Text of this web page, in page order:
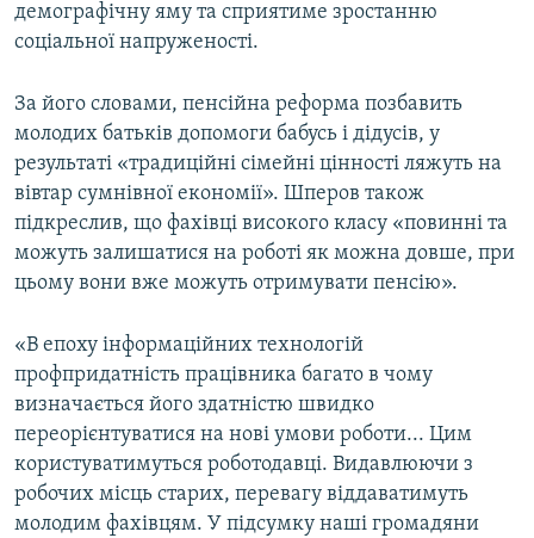
демографічну яму та сприятиме зростанню
соціальної напруженості.
За його словами, пенсійна реформа позбавить
молодих батьків допомоги бабусь і дідусів, у
результаті «традиційні сімейні цінності ляжуть на
вівтар сумнівної економії». Шперов також
підкреслив, що фахівці високого класу «повинні та
можуть залишатися на роботі як можна довше, при
цьому вони вже можуть отримувати пенсію».
«В епоху інформаційних технологій
профпридатність працівника багато в чому
визначається його здатністю швидко
переорієнтуватися на нові умови роботи... Цим
користуватимуться роботодавці. Видавлюючи з
робочих місць старих, перевагу віддаватимуть
молодим фахівцям. У підсумку наші громадяни